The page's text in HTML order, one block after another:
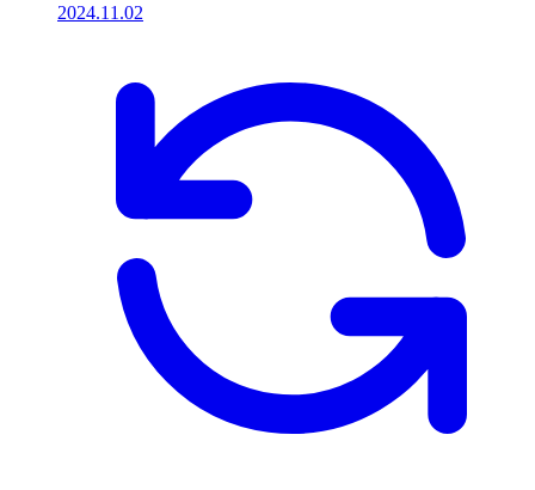
2024.11.02